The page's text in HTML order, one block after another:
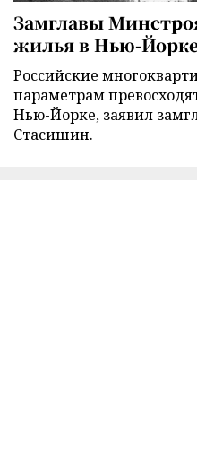
Замглавы
жилья в Нью-
Российские
параметрам
Нью-Йорке, заявил
Стасишин.